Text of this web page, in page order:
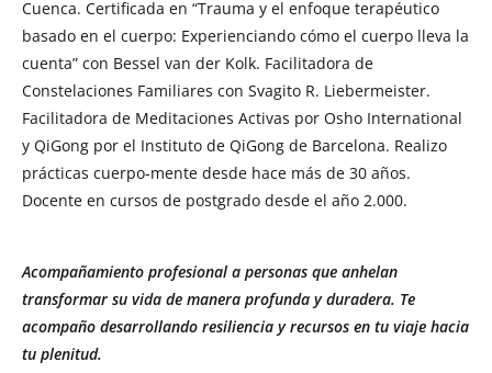
Cuenca. Certificada en “Trauma y el enfoque terapéutico
basado en el cuerpo: Experienciando cómo el cuerpo lleva la
cuenta” con Bessel van der Kolk. Facilitadora de
Constelaciones Familiares con Svagito R. Liebermeister.
Facilitadora de Meditaciones Activas por Osho International
y QiGong por el Instituto de QiGong de Barcelona. Realizo
prácticas cuerpo-mente desde hace más de 30 años.
Docente en cursos de postgrado desde el año 2.000.
Acompañamiento profesional a personas que anhelan
transformar su vida de manera profunda y duradera. Te
acompaño desarrollando resiliencia y recursos en tu viaje hacia
tu plenitud.